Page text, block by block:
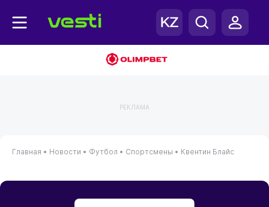
РЕКЛАМА
Главная • Новости • Футбол • Спортсмены • Квентин Блайс